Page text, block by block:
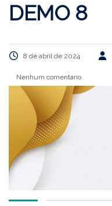
DEMO 8
8 de abril de 2024
Nenhum comentário